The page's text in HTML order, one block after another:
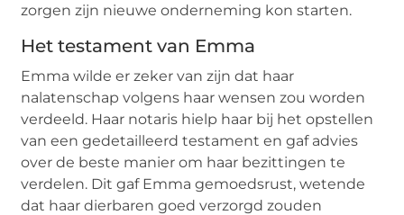
zorgen zijn nieuwe onderneming kon starten.
Het testament van Emma
Emma wilde er zeker van zijn dat haar
nalatenschap volgens haar wensen zou worden
verdeeld. Haar notaris hielp haar bij het opstellen
van een gedetailleerd testament en gaf advies
over de beste manier om haar bezittingen te
verdelen. Dit gaf Emma gemoedsrust, wetende
dat haar dierbaren goed verzorgd zouden